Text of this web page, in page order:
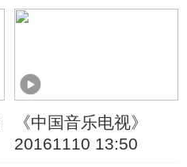
优秀曲艺作品展播
《中国音乐电视》
20161110 13:50